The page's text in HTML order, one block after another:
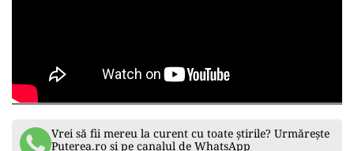
Vrei să fii mereu la curent cu toate știrile? Urmărește
Puterea.ro și pe canalul de WhatsApp